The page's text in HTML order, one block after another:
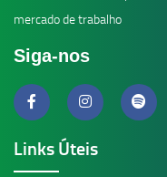
mercado de trabalho
Siga-nos
Links Úteis